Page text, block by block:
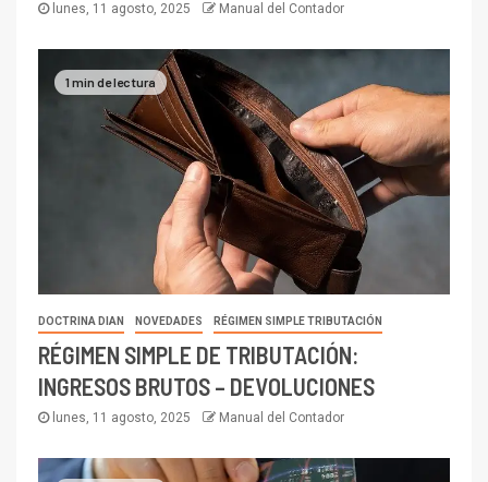
lunes, 11 agosto, 2025 Manual del Contador
1 min de lectura
DOCTRINA DIAN NOVEDADES RÉGIMEN SIMPLE TRIBUTACIÓN
RÉGIMEN SIMPLE DE TRIBUTACIÓN:
INGRESOS BRUTOS – DEVOLUCIONES
lunes, 11 agosto, 2025 Manual del Contador